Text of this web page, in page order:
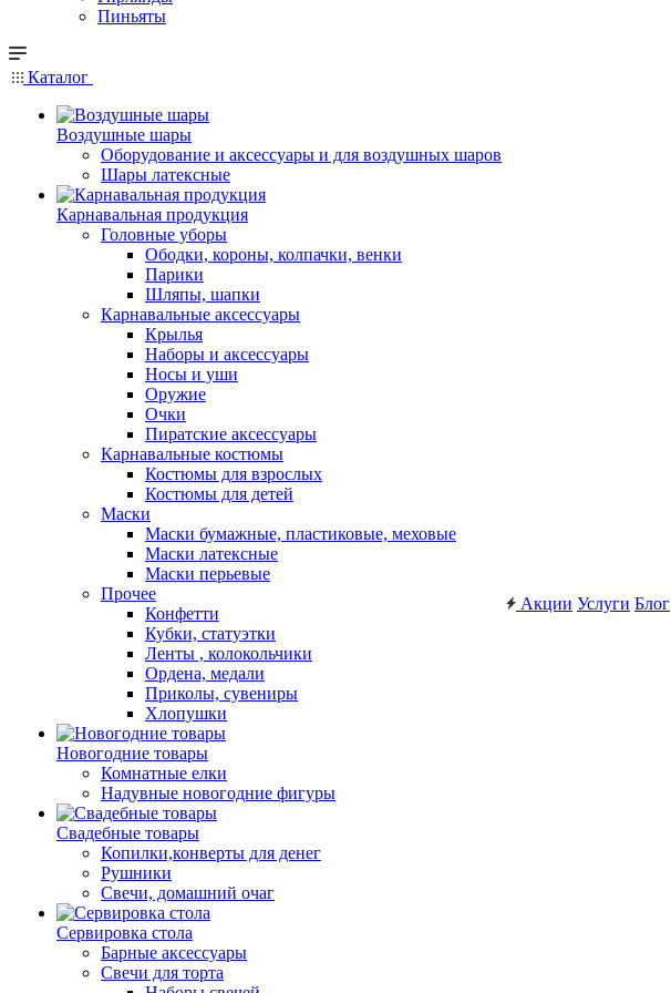
Пиньяты
Каталог
Воздушные шары
Оборудование и аксессуары и для воздушных шаров
Шары латексные
Карнавальная продукция
Головные уборы
Ободки, короны, колпачки, венки
Парики
Шляпы, шапки
Карнавальные аксессуары
Крылья
Наборы и аксессуары
Носы и уши
Оружие
Очки
Пиратские аксессуары
Карнавальные костюмы
Костюмы для взрослых
Костюмы для детей
Маски
Маски бумажные, пластиковые, меховые
Маски латексные
Маски перьевые
Прочее
Конфетти
Кубки, статуэтки
Ленты , колокольчики
Ордена, медали
Приколы, сувениры
Хлопушки
Новогодние товары
Комнатные елки
Надувные новогодние фигуры
Свадебные товары
Копилки,конверты для денег
Рушники
Свечи, домашний очаг
Сервировка стола
Барные аксессуары
Свечи для торта
Акции Услуги Блог